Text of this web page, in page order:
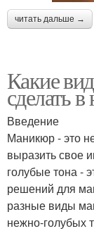
читать дальше →
Какие
сделать
Введение
Маникюр - это
выразить свое
голубые тона -
решений для
разные виды
нежно-голубых